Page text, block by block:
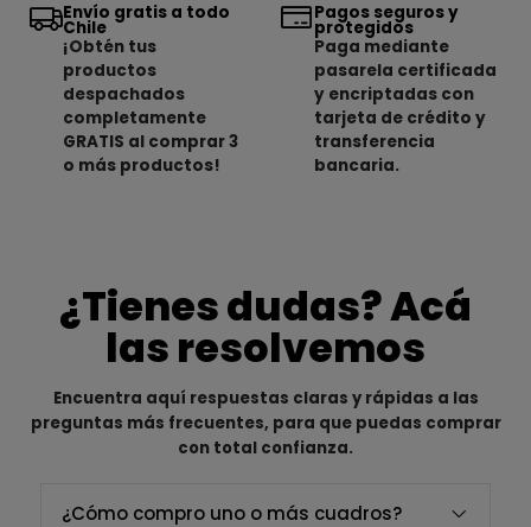
Envío gratis a todo
Chile
¡Obtén tus
productos
despachados
completamente
GRATIS al comprar 3
o más productos!
Pagos seguros y
protegidos
Paga mediante
pasarela certificada
y encriptadas con
tarjeta de crédito y
transferencia
bancaria.
¿Tienes dudas? Acá
las resolvemos
Encuentra aquí respuestas claras y rápidas a las
preguntas más frecuentes, para que puedas comprar
con total confianza.
¿Cómo compro uno o más cuadros?